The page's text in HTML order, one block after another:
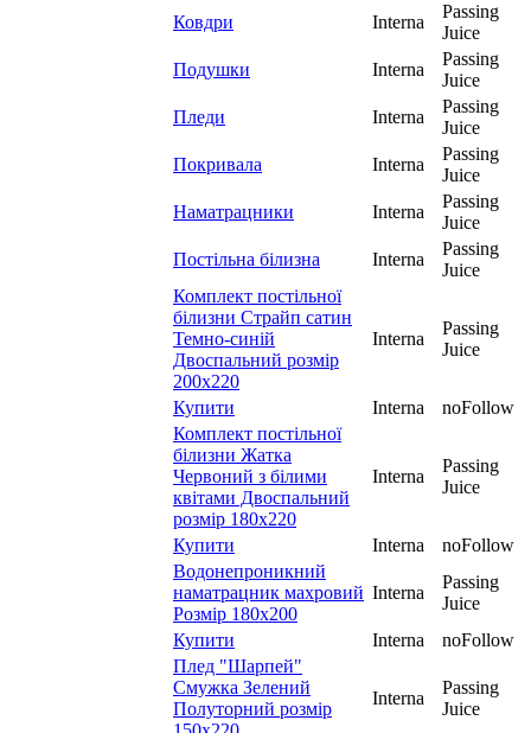
Ковдри
Interna
Passing
Juice
Подушки
Interna
Passing
Juice
Пледи
Interna
Passing
Juice
Покривала
Interna
Passing
Juice
Наматрацники
Interna
Passing
Juice
Постільна білизна
Interna
Passing
Juice
Комплект постільної
білизни Страйп сатин
Темно-синій
Двоспальний розмір
200х220
Interna
Passing
Juice
Купити Interna
noFollow
Комплект постільної
білизни Жатка
Червоний з білими
квітами Двоспальний
розмір 180х220
Interna
Passing
Juice
Купити Interna
noFollow
Водонепроникний
наматрацник махровий
Розмір 180х200
Interna
Passing
Juice
Купити
Interna
noFollow
Плед "Шарпей"
Смужка Зелений
Полуторний розмір
Interna
Passing
Juice